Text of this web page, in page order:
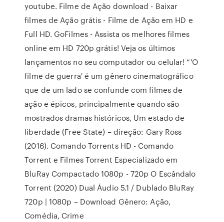
youtube. Filme de Ação download - Baixar
filmes de Ação grátis - Filme de Ação em HD e
Full HD. GoFilmes - Assista os melhores filmes
online em HD 720p grátis! Veja os últimos
lançamentos no seu computador ou celular! “'O
filme de guerra' é um gênero cinematográfico
que de um lado se confunde com filmes de
ação e épicos, principalmente quando são
mostrados dramas históricos, Um estado de
liberdade (Free State) – direção: Gary Ross
(2016). Comando Torrents HD - Comando
Torrent e Filmes Torrent Especializado em
BluRay Compactado 1080p - 720p O Escândalo
Torrent (2020) Dual Áudio 5.1 / Dublado BluRay
720p | 1080p – Download Gênero: Ação,
Comédia, Crime